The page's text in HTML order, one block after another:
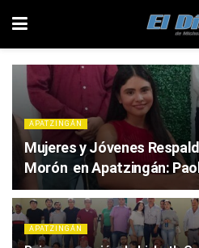
APATZINGÁN
Mujeres y Jóvenes
Morón en Apatzingán:
APATZINGÁN